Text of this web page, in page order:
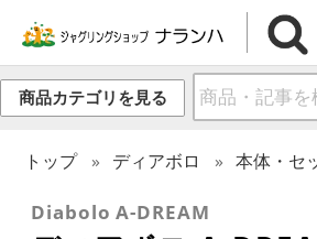
商品カテゴリを見る
トップ ディアボロ 本体・セ
Diabolo A-DREAM